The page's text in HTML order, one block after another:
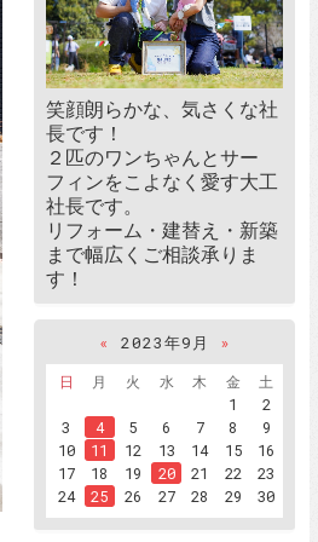
笑顔朗らかな、気さくな社
長です！
２匹のワンちゃんとサー
フィンをこよなく愛す大工
社長です。
リフォーム・建替え・新築
まで幅広くご相談承りま
す！
« 2023年9月
»
日
月 火 水 木 金
土
1
2
3
4 5 6 7 8
9
10
11 12 13 14 15
16
17
18 19 20 21 22
23
24
25 26 27 28 29 30